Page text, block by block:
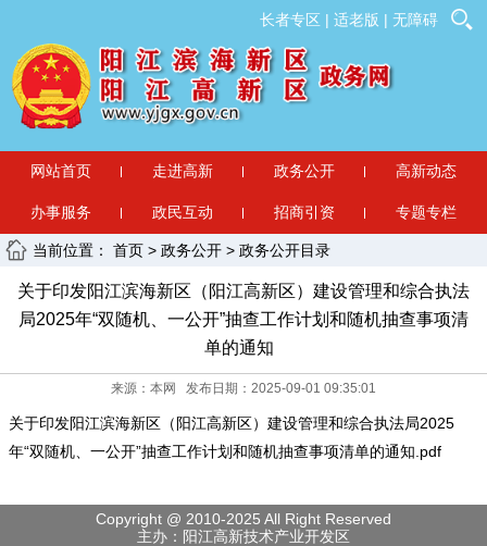
长者专区 | 适老版 | 无障碍
网站首页 走进高新 政务公开 高新动态
办事服务 政民互动 招商引资 专题专栏
当前位置： 首页 > 政务公开 > 政务公开目录
关于印发阳江滨海新区（阳江高新区）建设管理和综合执法
局2025年“双随机、一公开”抽查工作计划和随机抽查事项清
单的通知
来源：本网 发布日期：2025-09-01 09:35:01
关于印发阳江滨海新区（阳江高新区）建设管理和综合执法局2025
年“双随机、一公开”抽查工作计划和随机抽查事项清单的通知.pdf
Copyright @ 2010-2025 All Right Reserved
主办：阳江高新技术产业开发区